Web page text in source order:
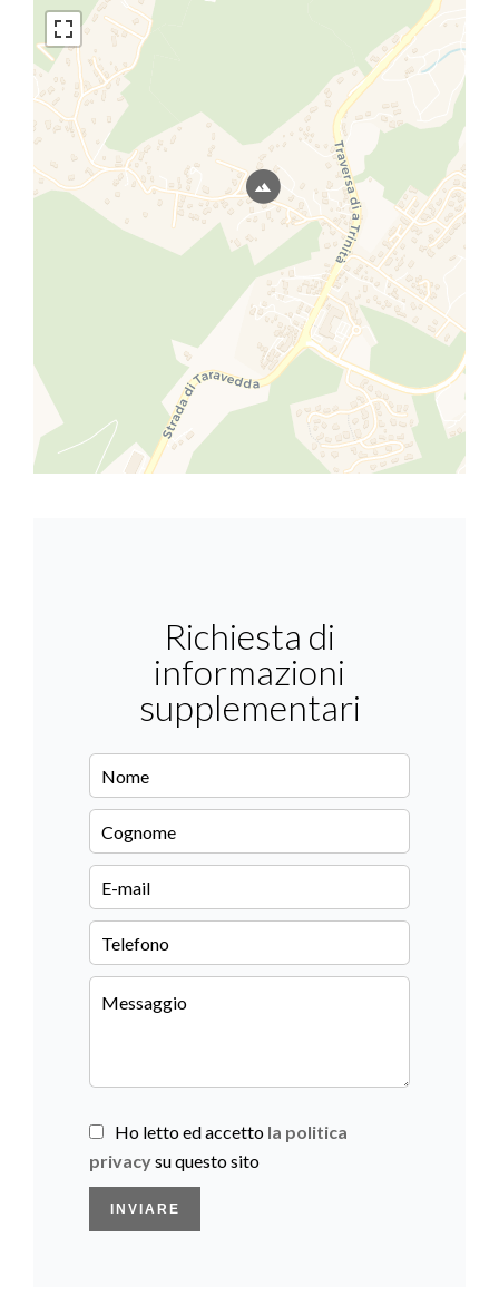
Richiesta di
informazioni
supplementari
Ho letto ed accetto la politica
privacysu questo sito
INVIARE